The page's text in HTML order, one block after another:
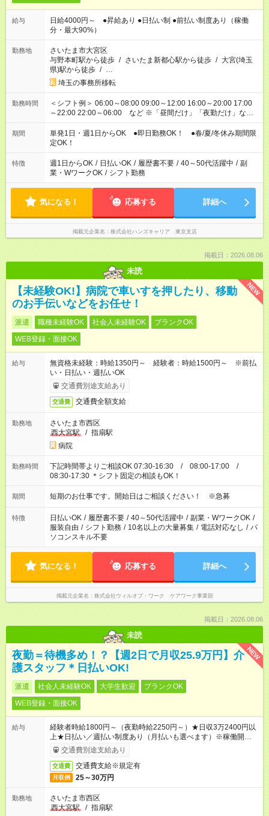
給与
日給4000円～ ●昇給あり ●日払い制 ●前払い制度あり（稼働
分・最大90%）
勤務地
さいたま市大宮区
与野本町駅から徒歩 / さいたま新都心駅から徒歩 / 大宮(埼玉
県)駅から徒歩 / …
埼玉の事務所移転
勤務時間
＜シフト例＞ 06:00～08:00 09:00～12:00 16:00～20:00 17:00
～22:00 22:00～06:00 など ※「昼間だけ」「夜勤だけ」など
の希望OK
期間
単発1日・週1日からOK ●即日勤務OK！ ●春/夏/冬休み期間限
定OK！
特徴 週1日からOK / 日払いOK / 履歴書不要 / 40～50代活躍中 / 副
業・WワークOK / シフト勤務
気になる！ 応募する 詳細へ
掲載元企業名 株式会社ハンズキャリア 東京支店
掲載日：2026.08.06
未読
NEW
【未経験OK!】病院で車いすを押したり、移動
のお手伝いなどをお任せ！
派遣 職種未経験OK 社会人未経験OK
ブランクOK
WEB登録・面接OK
給与
無資格未経験：時給1350円～ 経験者：時給1500円～ ※前払
い・日払い・週払いOK
交通費別途支給あり
交通費 交通費全額支給
勤務地
さいたま市西区
西大宮駅
/ 指扇駅
病院
勤務時間
下記時間帯よりご相談OK 07:30-16:30 / 08:00-17:00 /
08:30-17:30 ＊シフト固定の相談もOK！
期間 短期のお仕事です。開始日はご相談ください！ ※急募
特徴 日払いOK / 履歴書不要 / 40～50代活躍中 / 副業・WワークOK /
服装自由 / シフト勤務 / 10名以上の大量募集 / 電話対応なし / パ
ソコンスキル不要
気になる！ 応募する 詳細へ
掲載元企業名 株式会社ウィルオブ・ワーク ケアワーク事業部
掲載日：2026.08.06
未読
NEW
夜勤＝待機多め！？【週2日で月収25.9万円】介
護スタッフ＊日払いOK!
派遣 社会人未経験OK 大学生歓迎
ブランクOK
WEB登録・面接OK
給与
経験者時給1800円～（夜勤時給2250円～）★日収3万2400円以
上★日払い／週払い制度あり（月払いも選べます）※稼働開始時
は手続き完了次第のお支払いとなります。
交通費別途支給あり
交通費 交通費支給※規定有
月収例 25～30万円
勤務地
さいたま市西区
西大宮駅
/ 指扇駅